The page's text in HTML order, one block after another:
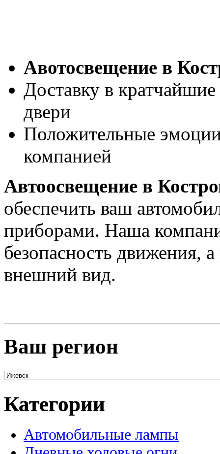
Авотосвещение в
Доставку в
двери
Положительные
компанией
Автоосвещение в
обеспечить ваш
приборами. Наша
безопасность движения,
внешний вид.
Ваш регион
Категории
Автомобильные лампы